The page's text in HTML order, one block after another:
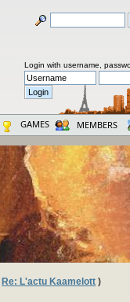
Login with username,
GAMES MEMBERS
Re: L'actu Kaamelott )